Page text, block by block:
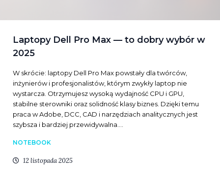
Laptopy Dell Pro Max — to dobry wybór w
2025
W skrócie: laptopy Dell Pro Max powstały dla twórców,
inżynierów i profesjonalistów, którym zwykły laptop nie
wystarcza. Otrzymujesz wysoką wydajność CPU i GPU,
stabilne sterowniki oraz solidność klasy biznes. Dzięki temu
praca w Adobe, DCC, CAD i narzędziach analitycznych jest
szybsza i bardziej przewidywalna.…
NOTEBOOK
12 listopada 2025